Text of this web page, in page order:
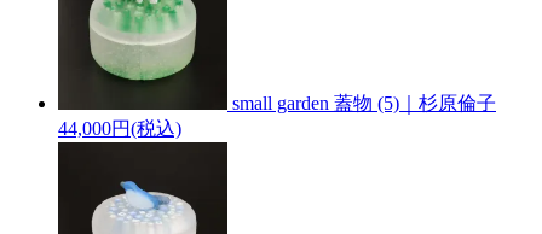
small garden 蓋物 (5)｜杉原倫子
44,000円(税込)